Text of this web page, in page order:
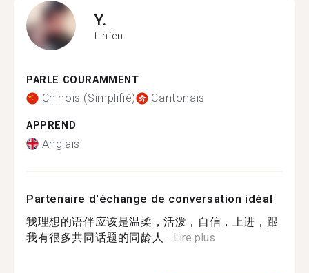
Y.
Linfen
PARLE COURAMMENT
Chinois (Simplifié) Cantonais
APPREND
Anglais
Partenaire d'échange de conversation idéal
我理想的语伴应该是温柔，活泼，自信，上进，跟
我有很多共同话题的同龄人... Lire plus